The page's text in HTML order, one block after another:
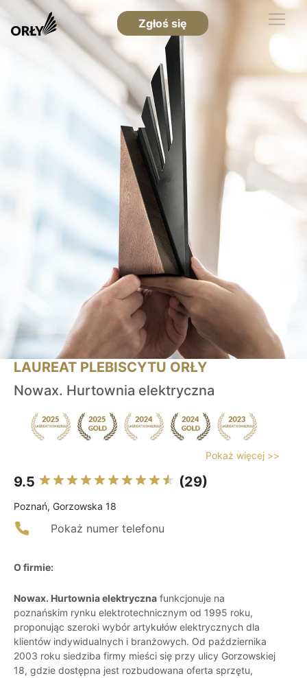
Zgłoś się
LAUREAT PLEBISCYTU ORŁY
Nowax. Hurtownia elektryczna
Pokaż więcej >>
9.5 (29)
Poznań, Gorzowska 18
Pokaż numer telefonu
O firmie:
Nowax. Hurtownia elektryczna funkcjonuje na
poznańskim rynku elektrotechnicznym od 1995 roku,
proponując szeroki wybór artykułów elektrycznych dla
klientów indywidualnych i branżowych. Od października
2003 roku siedziba firmy mieści się przy ulicy Gorzowskiej
18, gdzie dostępna jest rozbudowana oferta sprzętu,